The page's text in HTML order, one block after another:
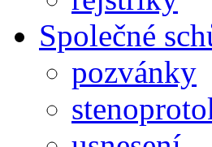
Společné
pozvánky